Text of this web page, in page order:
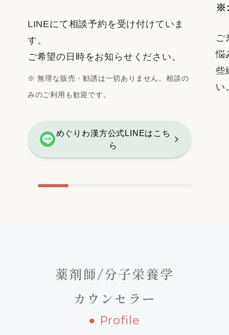
LINEにて相談予約を受け付けていま
す。
ご希望の日時をお知らせください。
※ 無理な販売・勧誘は一切ありません。相談の
みのご利用も歓迎です。
めぐりわ漢方公式LINEはこち
ら
※
ご
悩
些
い
薬剤師/分子栄養学
カウンセラー
● Profile